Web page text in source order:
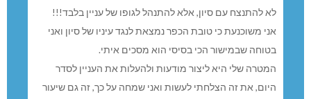
לא להתנצח עם סיון, אלא להתנהל לגופו של עניין בלבד!!!
אני משוכנעת כי טובת הכפר נמצאת לנגד עיניו של סיון ואני
בטוחה שבמישור הכי בסיסי הוא מסכים איתי.
המטרה שלי היא ליצור מודעות ולהעלות את העניין לסדר
היום, את זה הצלחתי לעשות ואני שמחה על כך, זה גם שיעור